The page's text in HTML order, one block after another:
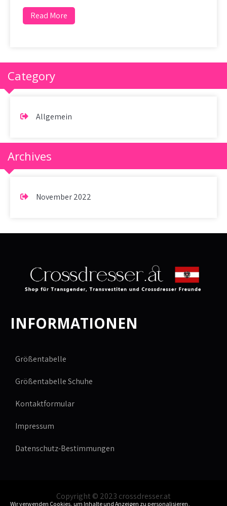
Read More
Category
Allgemein
Archives
November 2022
INFORMATIONEN
Größentabelle
Größentabelle Schuhe
Kontaktformular
Impressum
Datenschutz-Bestimmungen
Copyright © 2023 crossdresser.at
Wir verwenden Cookies, um Inhalte und Anzeigen zu personalisieren,